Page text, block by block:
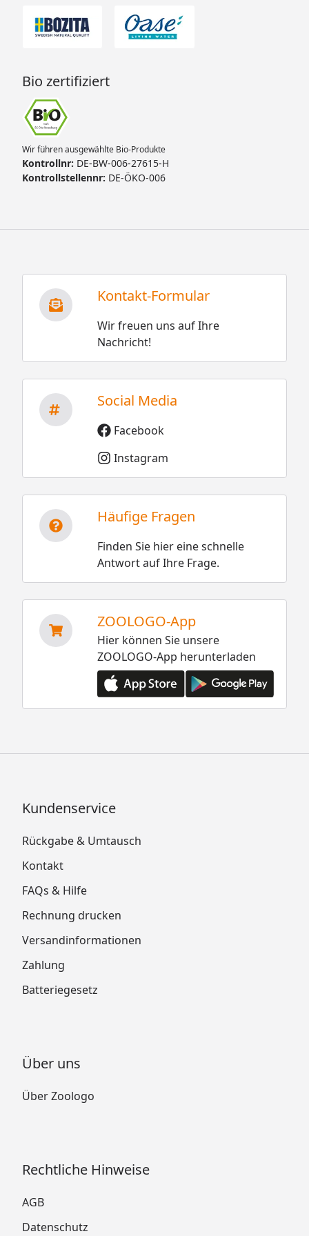
Bio zertifiziert
Wir führen ausgewählte Bio-Produkte
Kontrollnr: DE-BW-006-27615-H
Kontrollstellennr: DE-ÖKO-006
Kontakt-Formular
Wir freuen uns auf Ihre
Nachricht!
Social Media
Facebook
Instagram
Häufige Fragen
Finden Sie hier eine schnelle
Antwort auf Ihre Frage.
ZOOLOGO-App
Hier können Sie unsere
ZOOLOGO-App herunterladen
Kundenservice
Rückgabe & Umtausch
Kontakt
FAQs & Hilfe
Rechnung drucken
Versandinformationen
Zahlung
Batteriegesetz
Über uns
Über Zoologo
Rechtliche Hinweise
AGB
Datenschutz